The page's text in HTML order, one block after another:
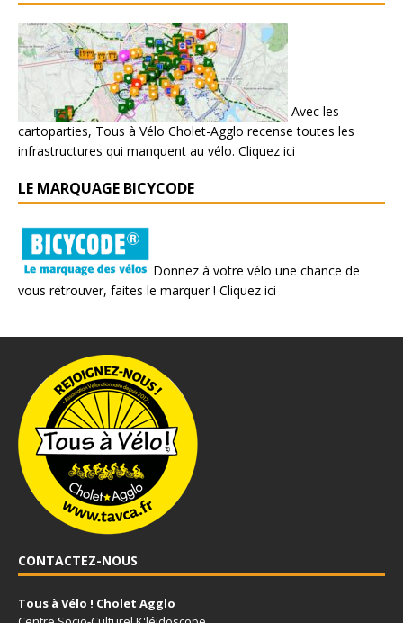
Avec les
cartoparties, Tous à Vélo Cholet-Agglo recense toutes les
infrastructures qui manquent au vélo. Cliquez ici
LE MARQUAGE BICYCODE
Donnez à votre vélo une chance de
vous retrouver, faites le marquer ! Cliquez ici
CONTACTEZ-NOUS
Tous à Vélo ! Cholet Agglo